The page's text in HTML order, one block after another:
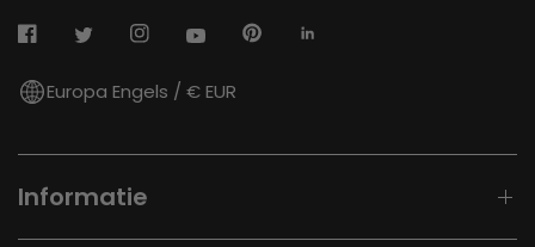
Europa Engels / € EUR
Informatie